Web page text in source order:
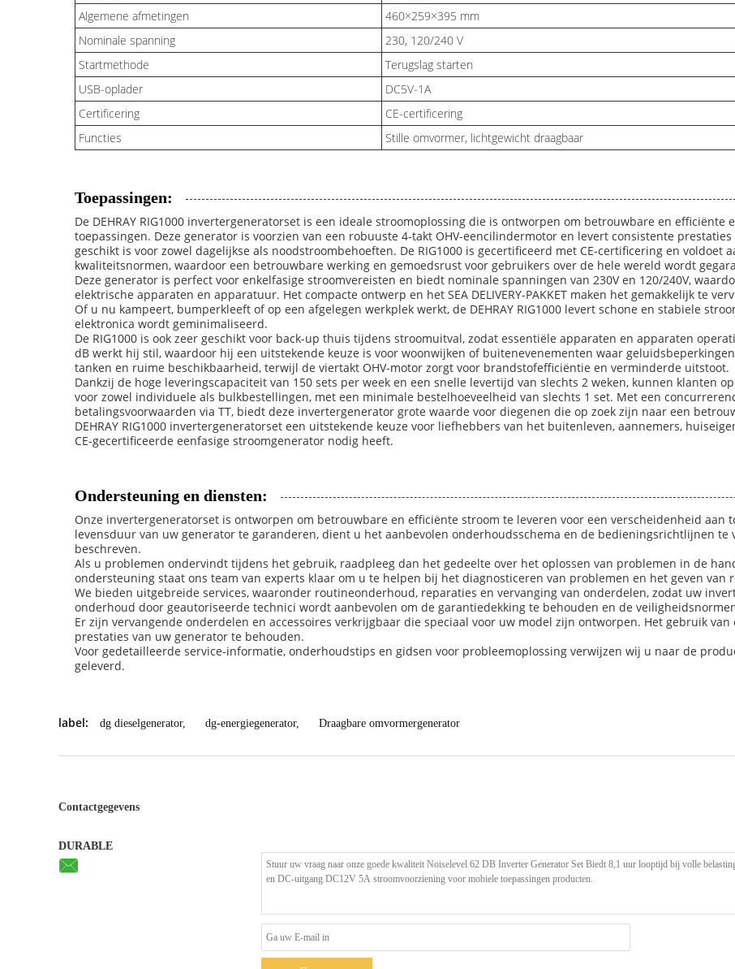
Algemene afmetingen
460×259×395 mm
Nominale spanning
230, 120/240 V
Startmethode
Terugslag starten
USB-oplader
DC5V-1A
Certificering
CE-certificering
Functies
Stille omvormer, lichtgewicht draagbaar
Toepassingen:
De DEHRAY RIG1000 invertergeneratorset is een ideale stroomoplossing die is ontworpen om betrouwbare en
toepassingen. Deze generator is voorzien van een robuuste 4-takt OHV-eencilindermotor en levert consistente
geschikt is voor zowel dagelijkse als noodstroombehoeften. De RIG1000 is gecertificeerd met CE-certificering en voldoet
kwaliteitsnormen, waardoor een betrouwbare werking en gemoedsrust voor gebruikers over de hele wereld wordt
Deze generator is perfect voor enkelfasige stroomvereisten en biedt nominale spanningen van 230V en 120/240V,
elektrische apparaten en apparatuur. Het compacte ontwerp en het SEA DELIVERY-PAKKET maken het gemakkelijk te
Of u nu kampeert, bumperkleeft of op een afgelegen werkplek werkt, de DEHRAY RIG1000 levert schone en stabiele
elektronica wordt geminimaliseerd.
De RIG1000 is ook zeer geschikt voor back-up thuis tijdens stroomuitval, zodat essentiële apparaten en apparaten
dB werkt hij stil, waardoor hij een uitstekende keuze is voor woonwijken of buitenevenementen waar
tanken en ruime beschikbaarheid, terwijl de viertakt OHV-motor zorgt voor brandstofefficiëntie en verminderde uitstoot.
Dankzij de hoge leveringscapaciteit van 150 sets per week en een snelle levertijd van slechts 2 weken, kunnen klanten
voor zowel individuele als bulkbestellingen, met een minimale bestelhoeveelheid van slechts 1 set. Met een
betalingsvoorwaarden via TT, biedt deze invertergenerator grote waarde voor diegenen die op zoek zijn naar een
DEHRAY RIG1000 invertergeneratorset een uitstekende keuze voor liefhebbers van het buitenleven, aannemers,
CE-gecertificeerde eenfasige stroomgenerator nodig heeft.
Ondersteuning en diensten:
Onze invertergeneratorset is ontworpen om betrouwbare en efficiënte stroom te leveren voor een verscheidenheid aan
levensduur van uw generator te garanderen, dient u het aanbevolen onderhoudsschema en de bedieningsrichtlijnen
beschreven.
Als u problemen ondervindt tijdens het gebruik, raadpleeg dan het gedeelte over het oplossen van problemen in de
ondersteuning staat ons team van experts klaar om u te helpen bij het diagnosticeren van problemen en het geven van
We bieden uitgebreide services, waaronder routineonderhoud, reparaties en vervanging van onderdelen, zodat uw
onderhoud door geautoriseerde technici wordt aanbevolen om de garantiedekking te behouden en de
Er zijn vervangende onderdelen en accessoires verkrijgbaar die speciaal voor uw model zijn ontworpen. Het gebruik
prestaties van uw generator te behouden.
Voor gedetailleerde service-informatie, onderhoudstips en gidsen voor probleemoplossing verwijzen wij u naar de
geleverd.
label: dg dieselgenerator, dg-energiegenerator, Draagbare omvormergenerator
Contactgegevens
DURABLE